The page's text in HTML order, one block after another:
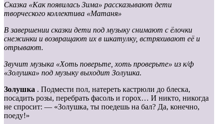
Сказка «Как появилась Зима» рассказывают дети
творческого коллектива «Матаня»
В завершении сказки дети под музыку снимают с ёлочки
снежинки и возвращают их в шкатулку, встряхивают её и
отрывают.
Звучит музыка «Хоть поверьте, хоть проверьте» из к/ф
«Золушка» под музыку выходит Золушка.
Золушка . Подмести пол, натереть кастрюли до блеска,
посадить розы, перебрать фасоль и горох… И никто, никогда
не спросит: — «Золушка, ты поедешь на бал? Да, конечно,
поеду!»